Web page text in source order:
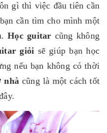
gì thì việc đầu tiên cần
cần tìm cho mình một
Học guitar cũng không
giỏi sẽ giúp bạn học
nếu bạn không có thời
nhà cũng là một cách tốt